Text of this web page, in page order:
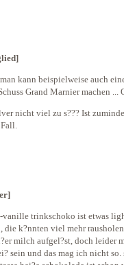
kann beispielweise auch
Grand Marnier machen ...
nicht viel zu s??? Ist
vanille trinkschoko ist etwas
die k?nnten viel mehr
milch aufgel?st, doch leider
sein und das mag ich nicht